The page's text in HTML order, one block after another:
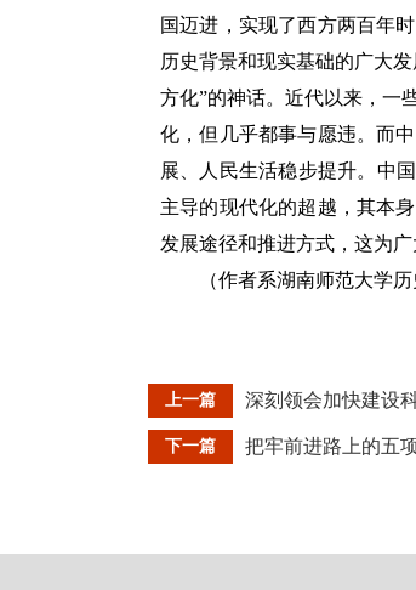
国迈进，实现了西方两百年
历史背景和现实基础的广大
方化”的神话。近代以来，一
化，但几乎都事与愿违。而
展、人民生活稳步提升。中
主导的现代化的超越，其本
发展途径和推进方式，这为
（作者系湖南师范大学
上一篇 深刻领会加快建设
下一篇 把牢前进路上的五